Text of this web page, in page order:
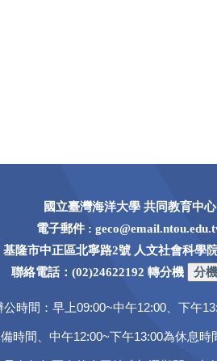
國立臺灣海洋大學 共同教育中心
電子郵件 :
基隆市中正區北寧路2號 人文社會科學
聯絡電話：(02)24622192 轉分機
公時間：早上09:00~中午12:00、下午
時間、中午12:00~下午13:00為休息